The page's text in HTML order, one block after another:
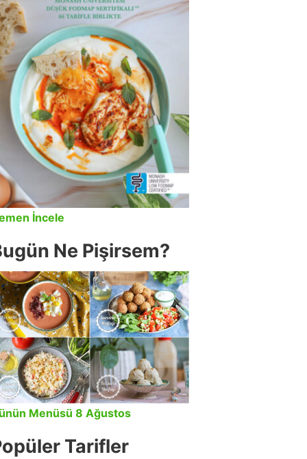
İncele
Ne Pişirsem?
Menüsü 8 Ağustos
Tarifler